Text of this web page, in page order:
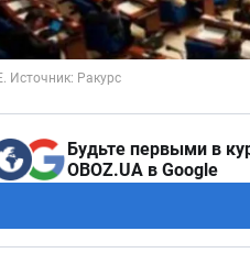
Будьте первыми в
OBOZ.UA в Google